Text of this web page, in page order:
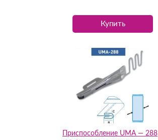
Купить
Приспособление UMA — 288